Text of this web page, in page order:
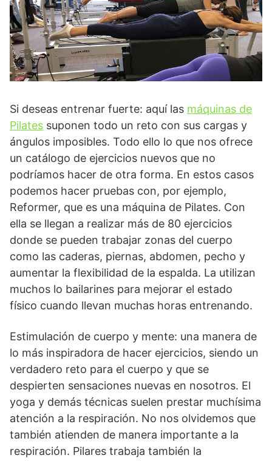
Si deseas entrenar fuerte: aquí las máquinas de
Pilates suponen todo un reto con sus cargas y
ángulos imposibles. Todo ello lo que nos ofrece
un catálogo de ejercicios nuevos que no
podríamos hacer de otra forma. En estos casos
podemos hacer pruebas con, por ejemplo,
Reformer, que es una máquina de Pilates. Con
ella se llegan a realizar más de 80 ejercicios
donde se pueden trabajar zonas del cuerpo
como las caderas, piernas, abdomen, pecho y
aumentar la flexibilidad de la espalda. La utilizan
muchos lo bailarines para mejorar el estado
físico cuando llevan muchas horas entrenando.
Estimulación de cuerpo y mente: una manera de
lo más inspiradora de hacer ejercicios, siendo un
verdadero reto para el cuerpo y que se
despierten sensaciones nuevas en nosotros. El
yoga y demás técnicas suelen prestar muchísima
atención a la respiración. No nos olvidemos que
también atienden de manera importante a la
respiración. Pilares trabaja también la